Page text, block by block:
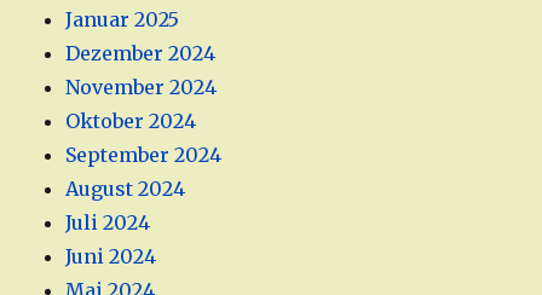
Januar 2025
Dezember 2024
November 2024
Oktober 2024
September 2024
August 2024
Juli 2024
Juni 2024